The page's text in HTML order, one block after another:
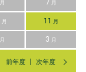
月 7 月
月 11 月
月 3 月
前年度 次年度